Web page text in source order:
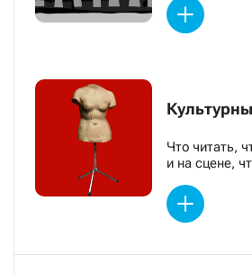
Что читать,
и на сцене,